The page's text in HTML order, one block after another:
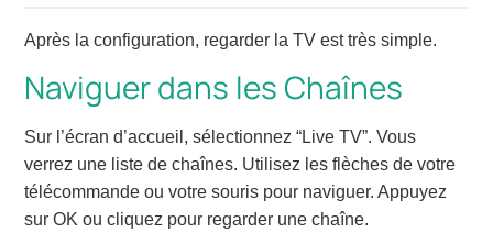
Après la configuration, regarder la TV est très simple.
Naviguer dans les Chaînes
Sur l’écran d’accueil, sélectionnez “Live TV”. Vous
verrez une liste de chaînes. Utilisez les flèches de votre
télécommande ou votre souris pour naviguer. Appuyez
sur OK ou cliquez pour regarder une chaîne.